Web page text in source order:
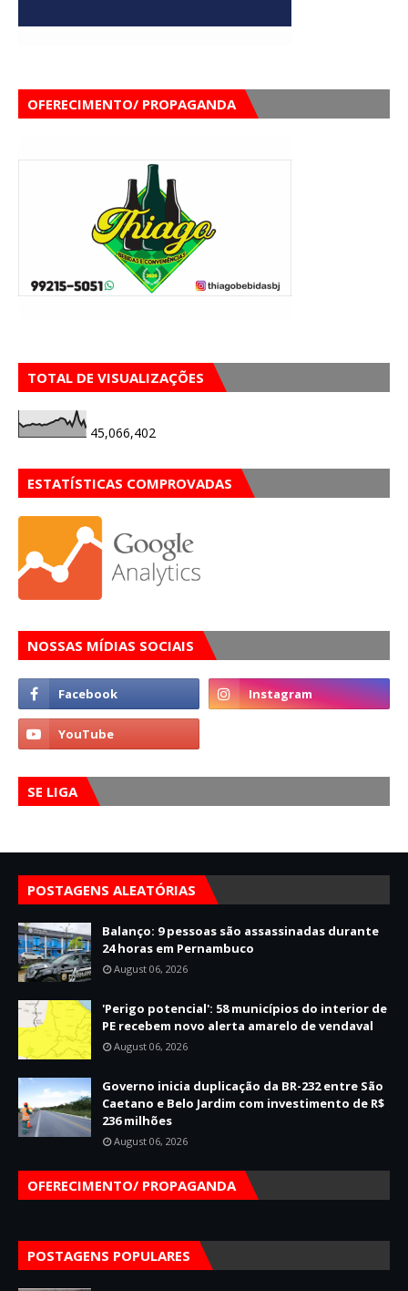
OFERECIMENTO/ PROPAGANDA
TOTAL DE VISUALIZAÇÕES
45,066,402
ESTATÍSTICAS COMPROVADAS
NOSSAS MÍDIAS SOCIAIS
SE LIGA
POSTAGENS ALEATÓRIAS
Balanço: 9 pessoas são assassinadas durante
24 horas em Pernambuco
August 06, 2026
'Perigo potencial': 58 municípios do interior de
PE recebem novo alerta amarelo de vendaval
August 06, 2026
Governo inicia duplicação da BR-232 entre São
Caetano e Belo Jardim com investimento de R$
236 milhões
August 06, 2026
OFERECIMENTO/ PROPAGANDA
POSTAGENS POPULARES